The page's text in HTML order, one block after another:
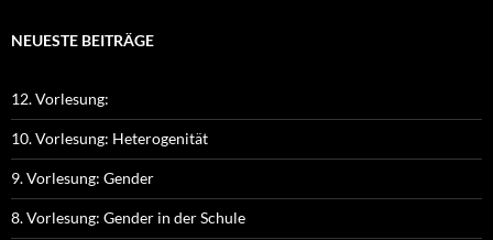
NEUESTE BEITRÄGE
12. Vorlesung:
10. Vorlesung: Heterogenität
9. Vorlesung: Gender
8. Vorlesung: Gender in der Schule